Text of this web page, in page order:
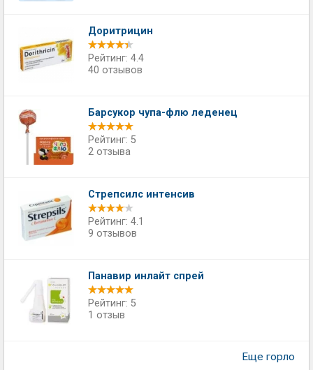
Доритрицин
Рейтинг: 4.4
40 отзывов
Барсукор чупа-флю леденец
Рейтинг: 5
2 отзыва
Стрепсилс интенсив
Рейтинг: 4.1
9 отзывов
Панавир инлайт спрей
Рейтинг: 5
1 отзыв
Еще горло